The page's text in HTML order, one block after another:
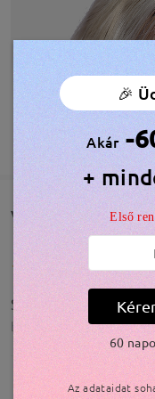
Vásárlói
Szuper!
by Nóra onApr 22 , 2026
🎉
Akár -
+
Első
60
Az adataidat